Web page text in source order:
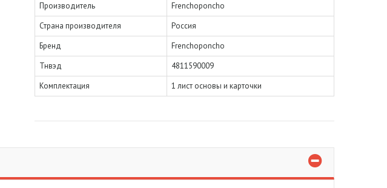
Производитель
Frenchoponcho
Страна производителя
Россия
Бренд
Frenchoponcho
Тнвэд
4811590009
Комплектация
1 лист основы и карточки